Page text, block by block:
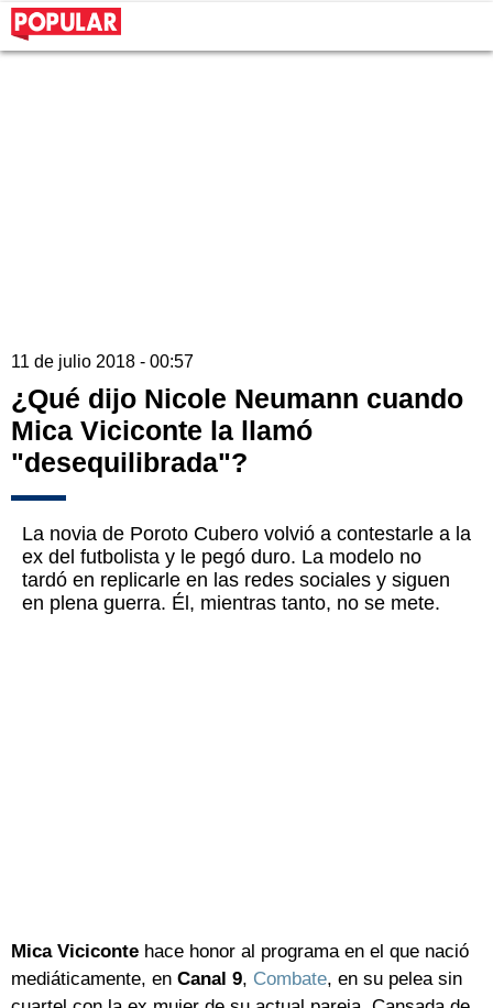
11 de julio 2018 - 00:57
¿Qué dijo Nicole Neumann cuando
Mica Viciconte la llamó
"desequilibrada"?
La novia de Poroto Cubero volvió a contestarle a la
ex del futbolista y le pegó duro. La modelo no
tardó en replicarle en las redes sociales y siguen
en plena guerra. Él, mientras tanto, no se mete.
Mica Viciconte hace honor al programa en el que nació
mediáticamente, en Canal 9, Combate, en su pelea sin